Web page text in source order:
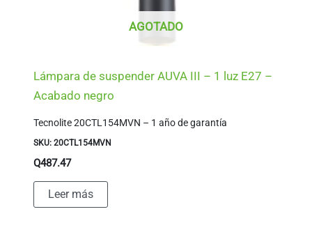
AGOTADO
Lámpara de suspender AUVA III – 1 luz E27 –
Acabado negro
Tecnolite 20CTL154MVN – 1 año de garantía
SKU: 20CTL154MVN
Q487.47
Leer más